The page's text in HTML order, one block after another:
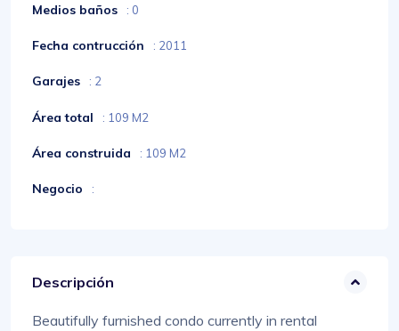
Medios baños : 0
Fecha contrucción : 2011
Garajes : 2
Área total : 109 M2
Área construida : 109 M2
Negocio :
Descripción
Beautifully furnished condo currently in rental